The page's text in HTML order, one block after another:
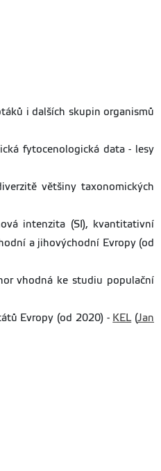
i dalších skupin organismů
fytocenologická data - lesy
většiny taxonomických
intenzita (SI), kvantitativní
a jihovýchodní Evropy (od
vhodná ke studiu populační
Evropy (od 2020) - KEL (Jan